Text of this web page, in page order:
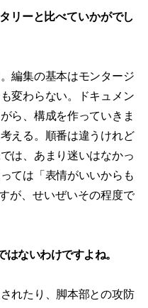
リーと比べていかがでし
編集の基本はモンタージ
変わらない。ドキュメン
ら、構成を作っていきま
える。順番は違うけれど
は、あまり迷いはなかっ
ては「表情がいいからも
が、せいぜいその程度で
ないわけですよね。
れたり、脚本部との攻防